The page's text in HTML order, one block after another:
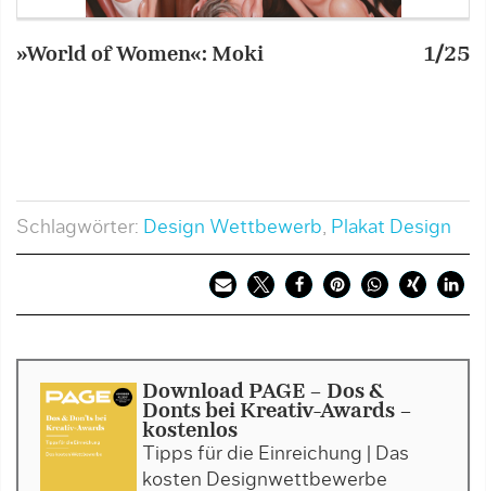
»World of Women«: Moki 1/25
Schlagwörter: Design Wettbewerb, Plakat Design
Download PAGE - Dos &
Donts bei Kreativ-Awards -
kostenlos
Tipps für die Einreichung | Das
kosten Designwettbewerbe